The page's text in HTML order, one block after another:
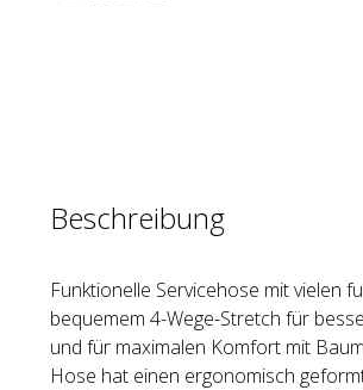
Beschreibung
Funktionelle Servicehose mit vielen
bequemem 4-Wege-Stretch für
und für maximalen Komfort mit
Hose hat einen ergonomisch